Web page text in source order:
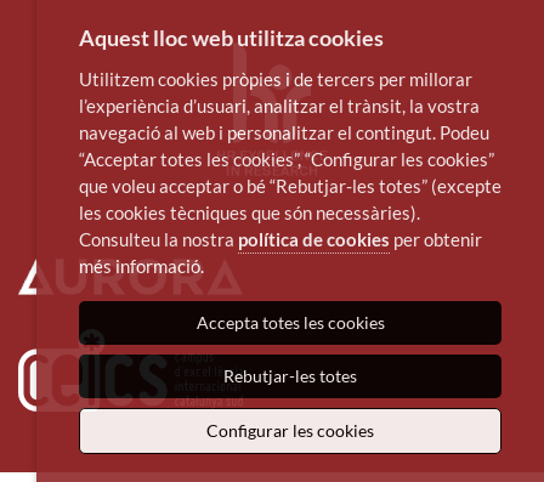
Aquest lloc web utilitza cookies
Utilitzem cookies pròpies i de tercers per millorar
l’experiència d’usuari, analitzar el trànsit, la vostra
navegació al web i personalitzar el contingut. Podeu
“Acceptar totes les cookies”, “Configurar les cookies”
que voleu acceptar o bé “Rebutjar-les totes” (excepte
les cookies tècniques que són necessàries).
Consulteu la nostra política de cookies per obtenir
més informació.
Accepta totes les cookies
Rebutjar-les totes
Configurar les cookies